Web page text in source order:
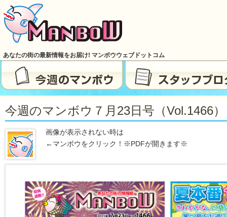
あなたの街の最新情報をお届け! マンボウウェブドットコム
今週のマンボウ７月23日号（vol.1466）
画像が表示されない時は
←マンボウをクリック！※PDFが開きます※